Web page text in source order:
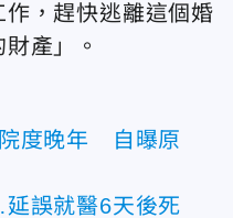
，趕快逃離這個婚
產」。
度晚年 自曝原
誤就醫6天後死